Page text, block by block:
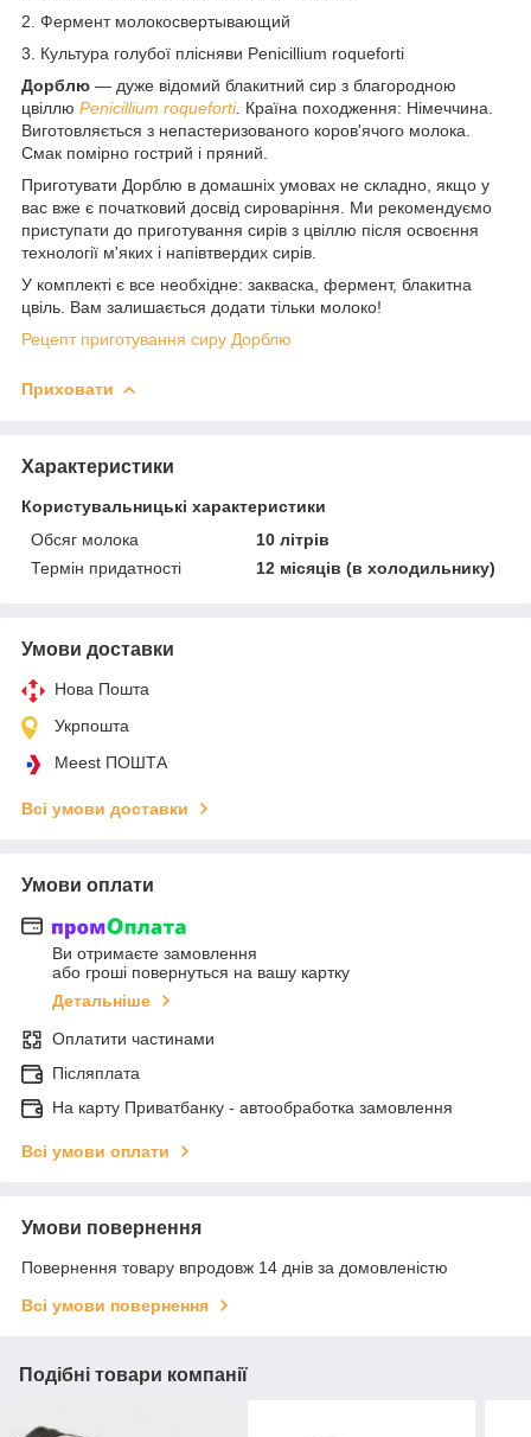
2. Фермент молокосвертывающий
3. Культура голубої плісняви Penicillium roqueforti
Дорблю ― дуже відомий блакитний сир з благородною
цвіллю Penicillium roqueforti. Країна походження: Німеччина.
Виготовляється з непастеризованого коров'ячого молока.
Смак помірно гострий і пряний.
Приготувати Дорблю в домашніх умовах не складно, якщо у
вас вже є початковий досвід сироваріння. Ми рекомендуємо
приступати до приготування сирів з цвіллю після освоєння
технології м'яких і напівтвердих сирів.
У комплекті є все необхідне: закваска, фермент, блакитна
цвіль. Вам залишається додати тільки молоко!
Рецепт приготування сиру Дорблю
Приховати
Характеристики
Користувальницькі характеристики
Обсяг молока
10 літрів
Термін придатності
12 місяців (в холодильнику)
Умови доставки
Нова Пошта
Укрпошта
Meest ПОШТА
Всі умови доставки
Умови оплати
Ви отримаєте замовлення
або гроші повернуться на вашу картку
Детальніше
Оплатити частинами
Післяплата
На карту Приватбанку - автообработка замовлення
Всі умови оплати
Умови повернення
Повернення товару впродовж 14 днів за домовленістю
Всі умови повернення
Подібні товари компанії